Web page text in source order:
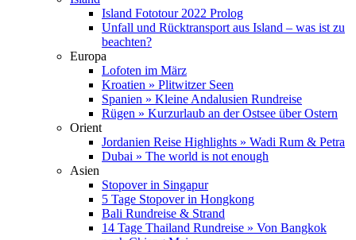
Island Fototour 2022 Prolog
Unfall und Rücktransport aus Island – was ist zu
beachten?
Europa
Lofoten im März
Kroatien » Plitwitzer Seen
Spanien » Kleine Andalusien Rundreise
Rügen » Kurzurlaub an der Ostsee über Ostern
Orient
Jordanien Reise Highlights » Wadi Rum & Petra
Dubai » The world is not enough
Asien
Stopover in Singapur
5 Tage Stopover in Hongkong
Bali Rundreise & Strand
14 Tage Thailand Rundreise » Von Bangkok